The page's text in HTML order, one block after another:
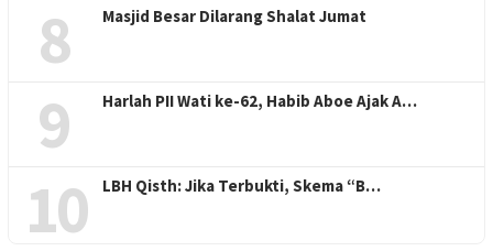
8 Masjid Besar Dilarang Shalat Jumat
9 Harlah PII Wati ke-62, Habib Aboe Ajak A…
10 LBH Qisth: Jika Terbukti, Skema “B…